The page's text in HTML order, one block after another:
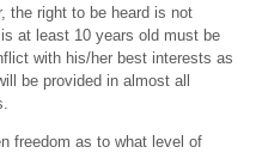
the right to be heard is not
at least 10 years old must be
with his/her best interests as
be provided in almost all
freedom as to what level of